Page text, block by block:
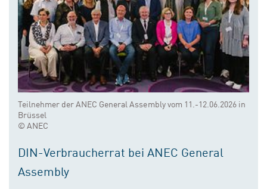
Teilnehmer der ANEC General Assembly vom 11.-12.06.2026 in
Brüssel
© ANEC
DIN-Verbraucherrat bei ANEC General
Assembly